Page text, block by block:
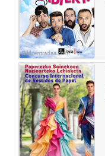
Bild: entradas.com